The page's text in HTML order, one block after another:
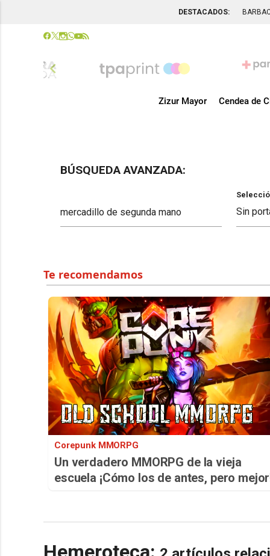
DESTACADOS:
chevron_left
Zizur Mayor Cendea de
BÚSQUEDA AVANZADA:
Corepunk MMORPG
Un verdadero MMORPG de la vieja
escuela ¡Cómo los de antes, pero